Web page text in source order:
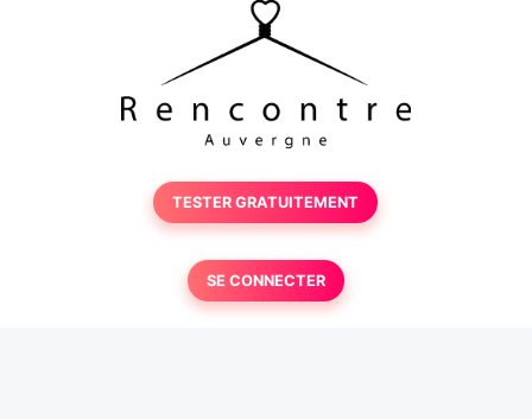
TESTER GRATUITEMENT
SE CONNECTER